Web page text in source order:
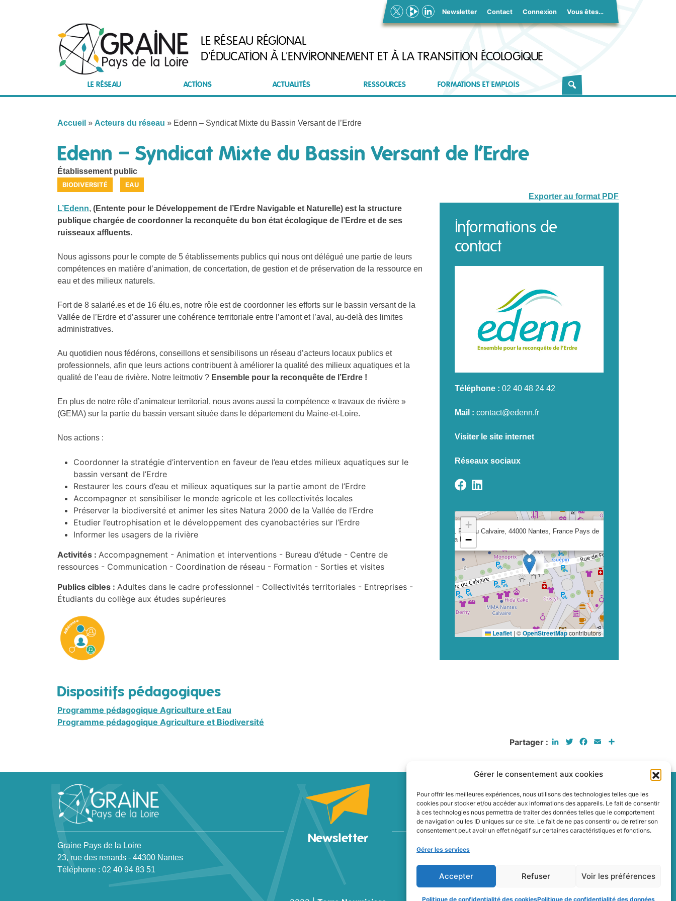
Gérer le consentement aux cookies
Pour offrir les meilleures expériences, nous utilisons des technologies telles que les
cookies pour stocker et/ou accéder aux informations des appareils. Le fait de consentir
à ces technologies nous permettra de traiter des données telles que le comportement
de navigation ou les ID uniques sur ce site. Le fait de ne pas consentir ou de retirer son
consentement peut avoir un effet négatif sur certaines caractéristiques et fonctions.
Gérer les services
Accepter Refuser Voir les préférences
Politique de confidentialité des cookiesPolitique de confidentialité des données
Newsletter Contact Connexion Vous êtes…
LE RÉSEAU RÉGIONAL
D'ÉDUCATION À L'ENVIRONNEMENT ET À LA TRANSITION ÉCOLOGIQUE
LE RÉSEAU ACTIONS ACTUALITÉS RESSOURCES FORMATIONS ET EMPLOIS
Accueil » Acteurs du réseau » Edenn – Syndicat Mixte du Bassin Versant de l’Erdre
Edenn – Syndicat Mixte du Bassin Versant de l’Erdre
Établissement public
BIODIVERSITÉ EAU
Exporter au format PDF
L’Edenn, (Entente pour le Développement de l’Erdre Navigable et Naturelle) est la structure
publique chargée de coordonner la reconquête du bon état écologique de l’Erdre et de ses
ruisseaux affluents.
Nous agissons pour le compte de 5 établissements publics qui nous ont délégué une partie de leurs
compétences en matière d’animation, de concertation, de gestion et de préservation de la ressource en
eau et des milieux naturels.
Fort de 8 salarié.es et de 16 élu.es, notre rôle est de coordonner les efforts sur le bassin versant de la
Vallée de l’Erdre et d’assurer une cohérence territoriale entre l’amont et l’aval, au-delà des limites
administratives.
Au quotidien nous fédérons, conseillons et sensibilisons un réseau d’acteurs locaux publics et
professionnels, afin que leurs actions contribuent à améliorer la qualité des milieux aquatiques et la
qualité de l’eau de rivière. Notre leitmotiv ? Ensemble pour la reconquête de l’Erdre !
En plus de notre rôle d’animateur territorial, nous avons aussi la compétence « travaux de rivière »
(GEMA) sur la partie du bassin versant située dans le département du Maine-et-Loire.
Nos actions :
Coordonner la stratégie d’intervention en faveur de l’eau etdes milieux aquatiques sur le
bassin versant de l’Erdre
Restaurer les cours d’eau et milieux aquatiques sur la partie amont de l’Erdre
Accompagner et sensibiliser le monde agricole et les collectivités locales
Préserver la biodiversité et animer les sites Natura 2000 de la Vallée de l’Erdre
Etudier l’eutrophisation et le développement des cyanobactéries sur l’Erdre
Informer les usagers de la rivière
Activités : Accompagnement - Animation et interventions - Bureau d’étude - Centre de
ressources - Communication - Coordination de réseau - Formation - Sorties et visites
Publics cibles : Adultes dans le cadre professionnel - Collectivités territoriales - Entreprises -
Étudiants du collège aux études supérieures
Dispositifs pédagogiques
Programme pédagogique Agriculture et Eau
Programme pédagogique Agriculture et Biodiversité
Informations de
contact
Téléphone : 02 40 48 24 42
Mail : contact@edenn.fr
Visiter le site internet
Réseaux sociaux
1 Rue du Calvaire, 44000 Nantes, France Pays de
la Loire
+
−
Leaflet | ©OpenStreetMapcontributors
Partager : LinkedInTwitterFacebook
Email
Graine Pays de la Loire
23, rue des renards - 44300 Nantes
Téléphone : 02 40 94 83 51
Newsletter
Contact
Conditions générales
Plan du site